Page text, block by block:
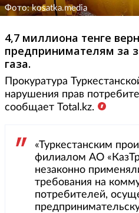
Фото: kosatka.media
4,7 миллиона тенге
предпринимателям за
газа.
Прокуратура
нарушения прав
сообщает Total.kz.
«Туркестанским
филиалом АО
незаконно
требования на
потребителей,